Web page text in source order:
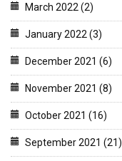
March 2022 (2)
January 2022 (3)
December 2021 (6)
November 2021 (8)
October 2021 (16)
September 2021 (21)